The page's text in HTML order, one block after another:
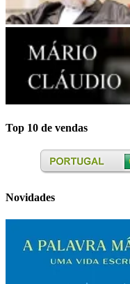
Top 10 de vendas
Novidades